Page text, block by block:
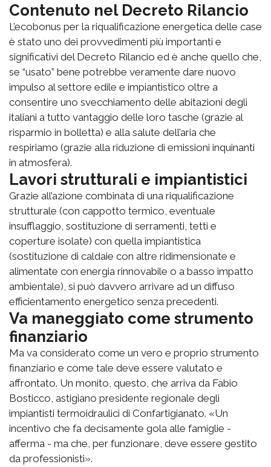
Contenuto nel Decreto Rilancio
L’ecobonus per la riqualificazione energetica delle case
è stato uno dei provvedimenti più importanti e
significativi del Decreto Rilancio ed è anche quello che,
se “usato” bene potrebbe veramente dare nuovo
impulso al settore edile e impiantistico oltre a
consentire uno svecchiamento delle abitazioni degli
italiani a tutto vantaggio delle loro tasche (grazie al
risparmio in bolletta) e alla salute dell’aria che
respiriamo (grazie alla riduzione di emissioni inquinanti
in atmosfera).
Lavori strutturali e impiantistici
Grazie all’azione combinata di una riqualificazione
strutturale (con cappotto termico, eventuale
insufflaggio, sostituzione di serramenti, tetti e
coperture isolate) con quella impiantistica
(sostituzione di caldaie con altre ridimensionate e
alimentate con energia rinnovabile o a basso impatto
ambientale), si può davvero arrivare ad un diffuso
efficientamento energetico senza precedenti.
Va maneggiato come strumento
finanziario
Ma va considerato come un vero e proprio strumento
finanziario e come tale deve essere valutato e
affrontato. Un monito, questo, che arriva da Fabio
Bosticco, astigiano presidente regionale degli
impiantisti termoidraulici di Confartigianato. «Un
incentivo che fa decisamente gola alle famiglie -
afferma - ma che, per funzionare, deve essere gestito
da professionisti».